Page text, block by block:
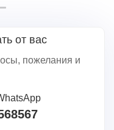
от вас
пожелания и